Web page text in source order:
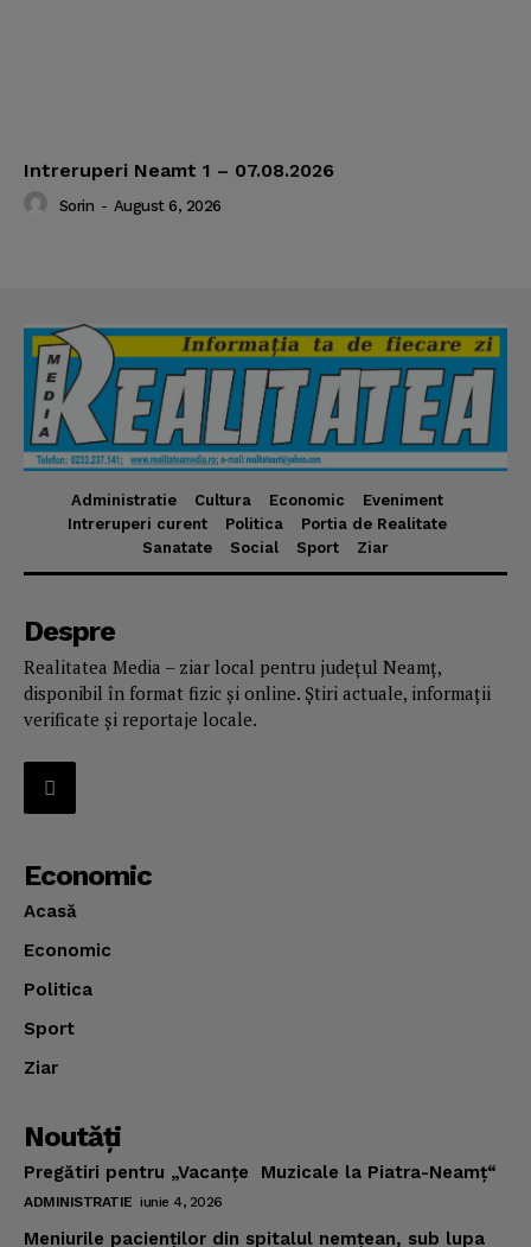
Intreruperi Neamt 1 – 07.08.2026
Sorin - August 6, 2026
Administratie Cultura Economic
Eveniment
Intreruperi curent
Politica
Portia de Realitate
Sanatate
Social Sport Ziar
Despre
Realitatea Media – ziar local pentru județul Neamț,
disponibil în format fizic și online. Știri actuale, informații
verificate și reportaje locale.
Economic
Acasă
Economic
Politica
Sport
Ziar
Noutăţi
Pregătiri pentru „Vacanţe Muzicale la Piatra-Neamţ“
ADMINISTRATIE iunie 4, 2026
Meniurile pacienţilor din spitalul nemţean, sub lupa